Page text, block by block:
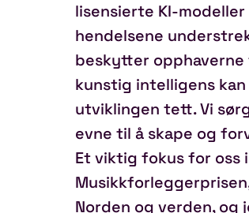
lisensierte
hendelsene
beskytter opphaverne
kunstig intelligens
utviklingen tett. Vi
evne til å skape og
Et viktig fokus for oss
Norden og verden, og